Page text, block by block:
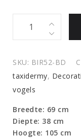
Kunstwerk
Zilverfazant
SKU: BIR52-BD
taxidermy,
vogels
Breedte: 69 cm
Diepte: 38 cm
Hoogte: 105 cm